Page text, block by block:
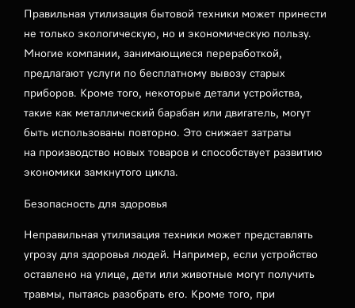
Правильная утилизация бытовой техники может принести
не только экологическую, но и экономическую пользу.
Многие компании, занимающиеся переработкой,
предлагают услуги по бесплатному вывозу старых
приборов. Кроме того, некоторые детали устройства,
такие как металлический барабан или двигатель, могут
быть использованы повторно. Это снижает затраты
на производство новых товаров и способствует развитию
экономики замкнутого цикла.
Безопасность для здоровья
Неправильная утилизация техники может представлять
угрозу для здоровья людей. Например, если устройство
оставлено на улице, дети или животные могут получить
травмы, пытаясь разобрать его. Кроме того, при